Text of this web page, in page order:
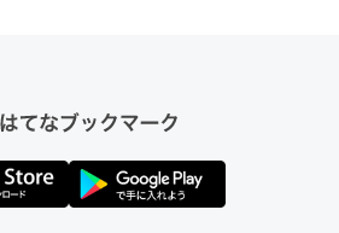
作ったけどAlexaしか使わないので
entry/2019/05/15/1805